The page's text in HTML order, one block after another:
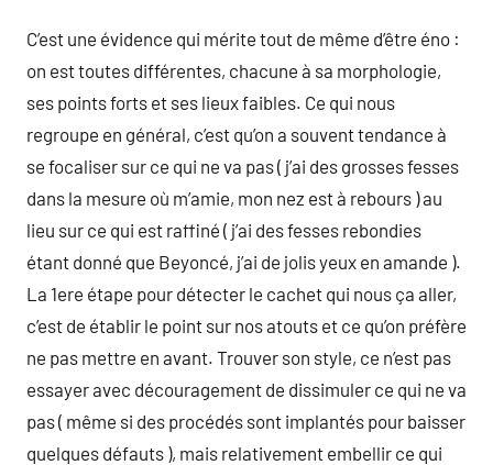
C’est une évidence qui mérite tout de même d’être éno :
on est toutes différentes, chacune à sa morphologie,
ses points forts et ses lieux faibles. Ce qui nous
regroupe en général, c’est qu’on a souvent tendance à
se focaliser sur ce qui ne va pas ( j’ai des grosses fesses
dans la mesure où m’amie, mon nez est à rebours ) au
lieu sur ce qui est raffiné ( j’ai des fesses rebondies
étant donné que Beyoncé, j’ai de jolis yeux en amande ).
La 1ere étape pour détecter le cachet qui nous ça aller,
c’est de établir le point sur nos atouts et ce qu’on préfère
ne pas mettre en avant. Trouver son style, ce n’est pas
essayer avec découragement de dissimuler ce qui ne va
pas ( même si des procédés sont implantés pour baisser
quelques défauts ), mais relativement embellir ce qui